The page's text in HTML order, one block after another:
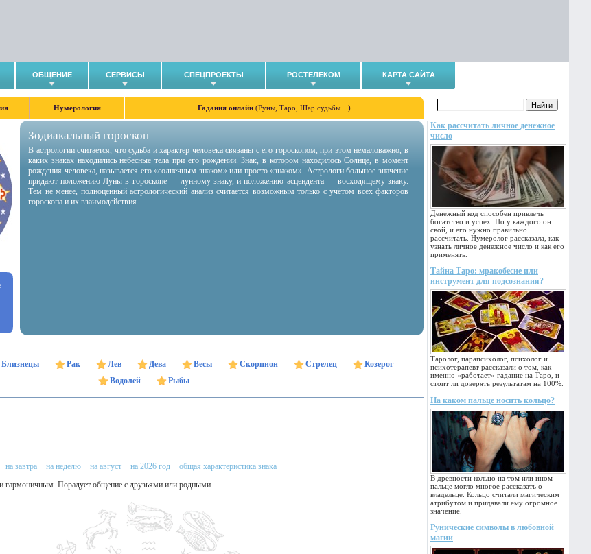
ОБЩЕНИЕ СЕРВИСЫ СПЕЦПРОЕКТЫ РОСТЕЛЕКОМ КАРТА САЙТА
Нумерология Гадания онлайн (Руны, Таро, Шар судьбы…)
Как рассчитать личное денежное
число
Денежный код способен привлечь
богатство и успех. Но у каждого он
свой, и его нужно правильно
рассчитать. Нумеролог рассказала, как
узнать личное денежное число и как его
применять.
Тайна Таро: мракобесие или
инструмент для подсознания?
Таролог, парапсихолог, психолог и
психотерапевт рассказали о том, как
именно «работает» гадание на Таро, и
стоит ли доверять результатам на 100%.
На каком пальце носить кольцо?
В древности кольцо на том или ином
пальце могло многое рассказать о
владельце. Кольцо считали магическим
атрибутом и придавали ему огромное
значение.
Рунические символы в любовной
магии
Зодиакальный гороскоп
В астрологии считается, что судьба и характер человека связаны с его гороскопом, при этом немаловажно, в
каких знаках находились небесные тела при его рождении. Знак, в котором находилось Солнце, в момент
рождения человека, называется его «солнечным знаком» или просто «знаком». Астрологи большое значение
придают положению Луны в гороскопе — лунному знаку, и положению асцендента — восходящему знаку.
Тем не менее, полноценный астрологический анализ считается возможным только с учётом всех факторов
гороскопа и их взаимодействия.
Близнецы Рак Лев Дева Весы Скорпион Стрелец
Козерог
Водолей
Рыбы
на завтра на неделю на август на 2026 год
общая характеристика знака
гармоничным. Порадует общение с друзьями или родными.